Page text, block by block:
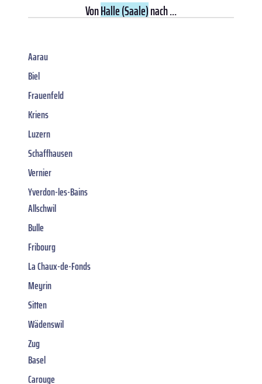
VonHalle (Saale)nach ...
Aarau
Biel
Frauenfeld
Kriens
Luzern
Schaffhausen
Vernier
Yverdon-les-Bains
Allschwil
Bulle
Fribourg
La Chaux-de-Fonds
Meyrin
Sitten
Wädenswil
Zug
Basel
Carouge